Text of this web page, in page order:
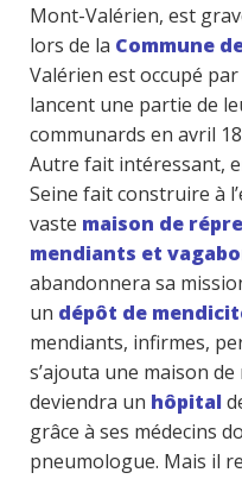
Mont-Valérien, est
lors de la Commune
Valérien est occupé par
lancent une partie de
communards en avril
Autre fait intéressant,
Seine fait construire à
vaste maison de
mendiants et
abandonnera sa
un dépôt de
mendiants, infirmes,
s’ajouta une maison
deviendra un hôpital
grâce à ses médecins
pneumologue. Mais il